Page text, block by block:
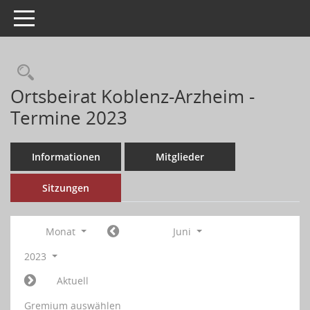
Toggle navigation
Ortsbeirat Koblenz-Arzheim -
Termine 2023
Informationen Mitglieder
Sitzungen
Monat
Juni
2023
Aktuell
Gremium auswählen